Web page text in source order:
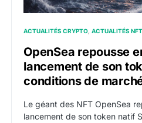
ACTUALITÉS CRYPTO ACTUALITÉS NFT
OpenSea repousse
lancement de son
conditions de
Le géant des NFT OpenSea
lancement de son token natif